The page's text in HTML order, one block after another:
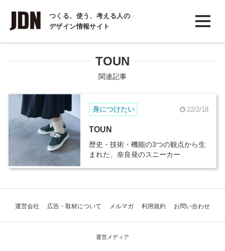
つくる、使う、考える人の
デザイン情報サイト
INTERVIEW
インタビュー
COLUMN
コラム
TOUN
関連記事
身につけたい 22/2/18
TOUN
歴史・技術・機能の3つの観点から生
まれた、奈良発のスニーカー
運営会社 広告・取材について メルマガ 利用規約 お問い合わせ
運営メディア